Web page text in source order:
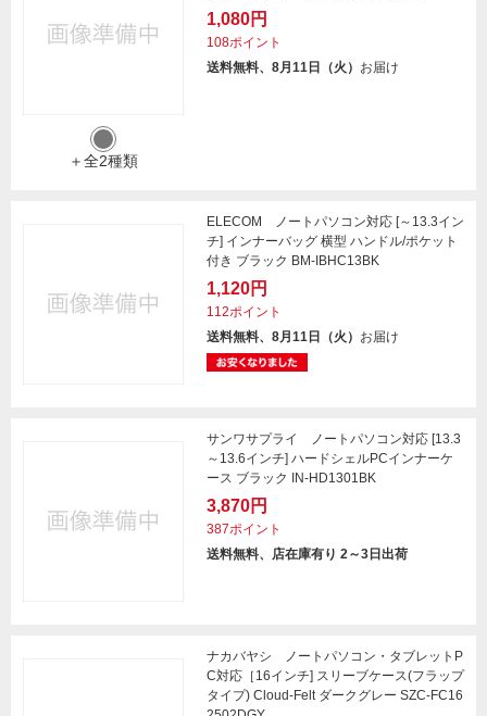
＋全2種類
1,080円
108ポイント
送料無料、8月11日（火） お届け
ELECOM ノートパソコン対応 [～13.3イン
チ] インナーバッグ 横型 ハンドル/ポケット
付き ブラック BM-IBHC13BK
1,120円
112ポイント
送料無料、8月11日（火） お届け
サンワサプライ ノートパソコン対応 [13.3
～13.6インチ] ハードシェルPCインナーケ
ース ブラック IN-HD1301BK
3,870円
387ポイント
送料無料、店在庫有り 2～3日出荷
ナカバヤシ ノートパソコン・タブレットP
C対応［16インチ] スリーブケース(フラップ
タイプ) Cloud-Felt ダークグレー SZC-FC16